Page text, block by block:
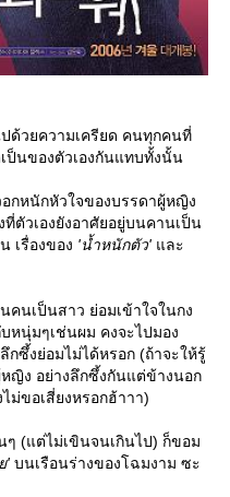
ด้วยความเครียด คนทุกคนที่
นของตัวเองกันแทบทั้งนั้น
กหนักหัวใจของบรรดาผู้หญิง
ที่ตัวเองยังอาศัยอยู่บนคานเป็น
เรื่องของ 'น้ำหนักตัว' ละ
นเป็นสาว ย่อมเข้าใจในกง
หนุ่มๆเช่นผม คงจะไปมอง
กซึ้งย่อมไม่ได้หรอก (ถ้าจะให้รู้
ญิง อย่างลึกซึ้งกันแต่ข้างนอก
ขอเสี่ยงหรอกฮ้าาา)
(แต่ไม่เขินจนเกินไป) ก็ขอม
' บนเรือนร่างของโฉมงาม ซะ